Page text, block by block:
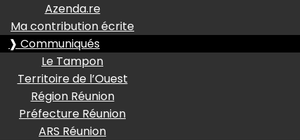
Azenda.re
Ma contribution écrite
❱ Communiqués
Le Tampon
Territoire de l’Ouest
Région Réunion
Préfecture Réunion
ARS Réunion